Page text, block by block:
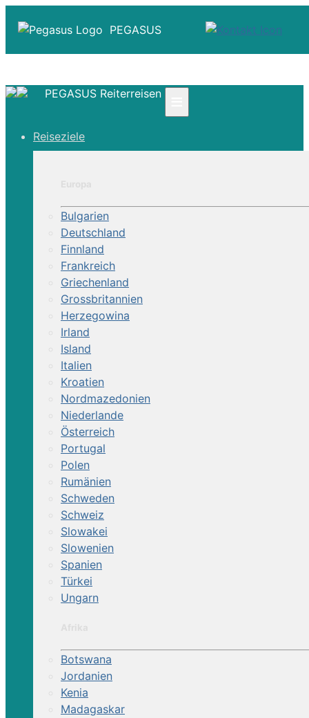
PEGASUS
☎ Deutschland 0800 - 505 18 01
Über Uns
PEGASUS Reiterreisen
Reiseziele
Bulgarien
Deutschland
Finnland
Frankreich
Griechenland
Grossbritannien
Herzegowina
Irland
Island
Italien
Kroatien
Nordmazedonien
Niederlande
Österreich
Portugal
Polen
Rumänien
Schweden
Schweiz
Slowakei
Slowenien
Spanien
Türkei
Ungarn
Botswana
Jordanien
Kenia
Madagaskar